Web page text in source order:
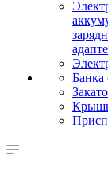
Банка